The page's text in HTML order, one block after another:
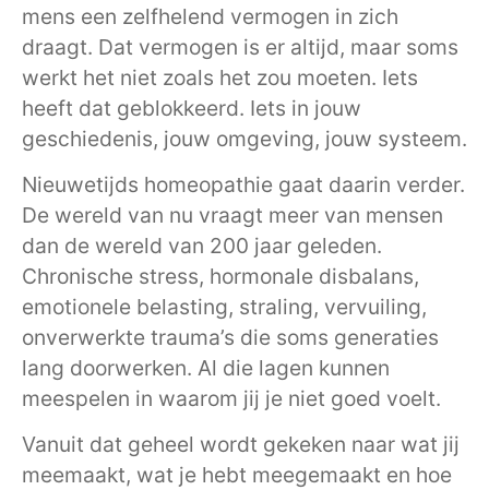
mens een zelfhelend vermogen in zich
draagt. Dat vermogen is er altijd, maar soms
werkt het niet zoals het zou moeten. Iets
heeft dat geblokkeerd. Iets in jouw
geschiedenis, jouw omgeving, jouw systeem.
Nieuwetijds homeopathie gaat daarin verder.
De wereld van nu vraagt meer van mensen
dan de wereld van 200 jaar geleden.
Chronische stress, hormonale disbalans,
emotionele belasting, straling, vervuiling,
onverwerkte trauma’s die soms generaties
lang doorwerken. Al die lagen kunnen
meespelen in waarom jij je niet goed voelt.
Vanuit dat geheel wordt gekeken naar wat jij
meemaakt, wat je hebt meegemaakt en hoe